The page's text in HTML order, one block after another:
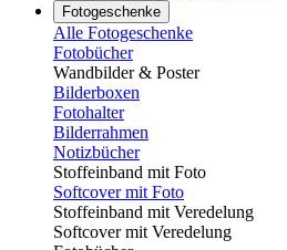
Fotogeschenke
Alle Fotogeschenke
Fotobücher
Wandbilder & Poster
Bilderboxen
Fotohalter
Bilderrahmen
Notizbücher
Stoffeinband mit Foto
Softcover mit Foto
Stoffeinband mit Veredelung
Softcover mit Veredelung